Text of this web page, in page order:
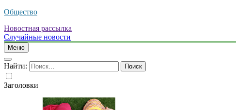
Общество
Новостная рассылка
Случайные новости
Меню
Найти:
Заголовки